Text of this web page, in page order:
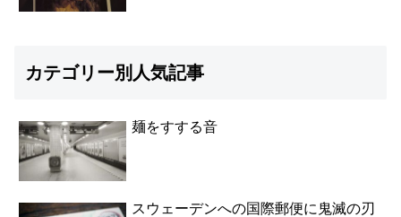
カテゴリー別人気記事
麺をすする音
スウェーデンへの国際郵便に鬼滅の刃